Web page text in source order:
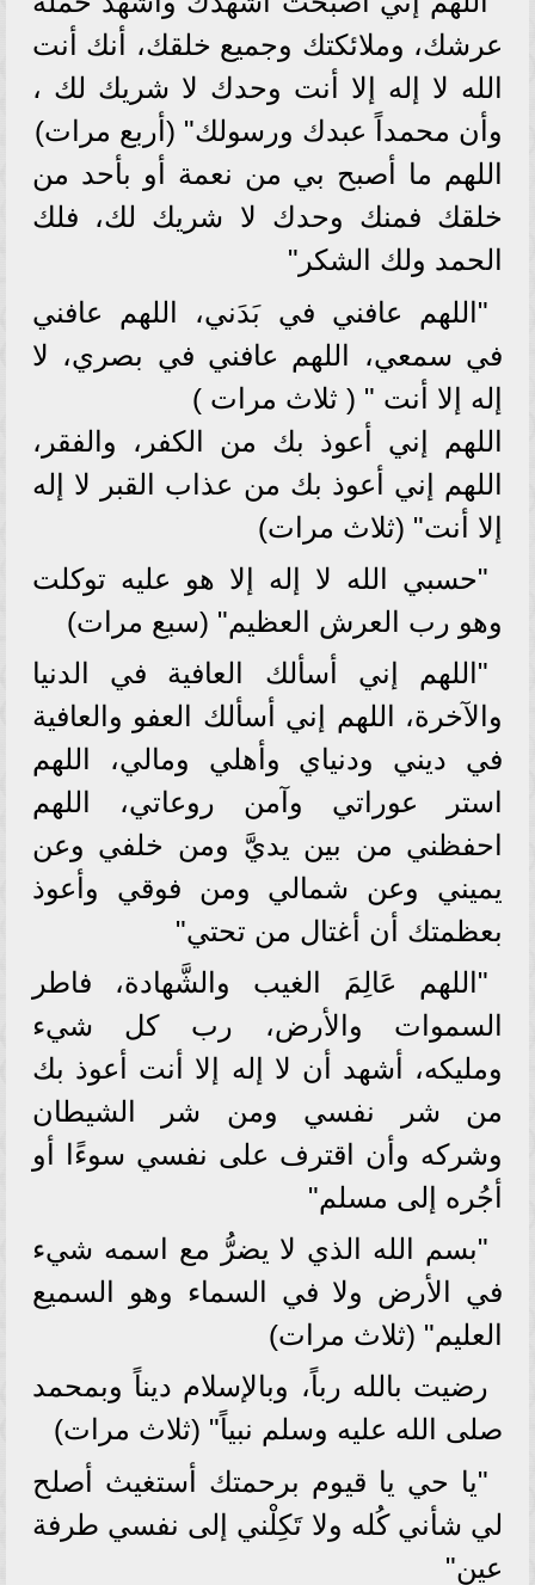
عرشك، وملائكتك وجميع خلقك، أنك أنت
الله لا إله إلا أنت وحدك لا شريك لك ،
وأن محمداً عبدك ورسولك" (أربع مرات)
اللهم ما أصبح بي من نعمة أو بأحد من
خلقك فمنك وحدك لا شريك لك، فلك
الحمد ولك الشكر"
"اللهم عافني في بَدَني، اللهم عافني
في سمعي، اللهم عافني في بصري، لا
إله إلا أنت " ( ثلاث مرات )
اللهم إني أعوذ بك من الكفر، والفقر،
اللهم إني أعوذ بك من عذاب القبر لا إله
إلا أنت" (ثلاث مرات)
"حسبي الله لا إله إلا هو عليه توكلت
وهو رب العرش العظيم" (سبع مرات)
"اللهم إني أسألك العافية في الدنيا
والآخرة، اللهم إني أسألك العفو والعافية
في ديني ودنياي وأهلي ومالي، اللهم
استر عوراتي وآمن روعاتي، اللهم
احفظني من بين يديَّ ومن خلفي وعن
يميني وعن شمالي ومن فوقي وأعوذ
بعظمتك أن أغتال من تحتي"
"اللهم عَالِمَ الغيب والشَّهادة، فاطر
السموات والأرض، رب كل شيء
ومليكه، أشهد أن لا إله إلا أنت أعوذ بك
من شر نفسي ومن شر الشيطان
وشركه وأن اقترف على نفسي سوءًا أو
أجُره إلى مسلم"
"بسم الله الذي لا يضرُّ مع اسمه شيء
في الأرض ولا في السماء وهو السميع
العليم" (ثلاث مرات)
رضيت بالله رباً، وبالإسلام ديناً وبمحمد
صلى الله عليه وسلم نبياً" (ثلاث مرات)
"يا حي يا قيوم برحمتك أستغيث أصلح
لي شأني كُله ولا تَكِلْني إلى نفسي طرفة
عين"